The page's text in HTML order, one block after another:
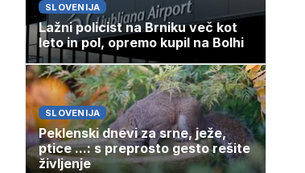
SLOVENIJA
Lažni policist na Brniku več kot
leto in pol, opremo kupil na Bolhi
SLOVENIJA
Peklenski dnevi za srne, ježe,
ptice ...: s preprosto gesto rešite
življenje